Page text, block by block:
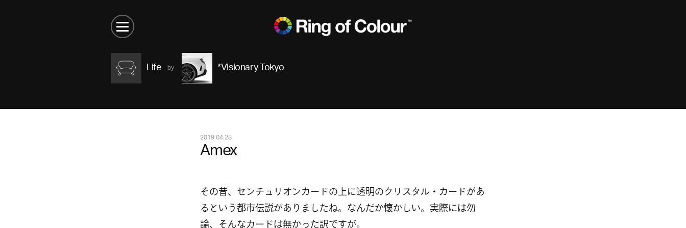
Life *Visionary Tokyo
2019.04.28
Amex
その昔、センチュリオンカードの上に透明のクリスタル・カードがあ
るという都市伝説がありましたね。なんだか懐かしい。実際には勿